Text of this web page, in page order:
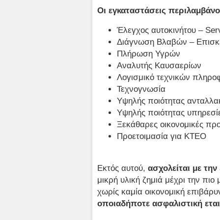
Οι εγκαταστάσεις
Έλεγχος αυτοκινήτου –
Διάγνωση Βλαβών –
Πλήρωση Υγρών
Αναλυτής Καυσαερίων
Λογισμικό τεχνικών
Τεχνογνωσία
Υψηλής ποιότητας
Υψηλής ποιότητας
Ξεκάθαρες οικονομικές
Προετοιμασία για ΚΤΕΟ
Εκτός αυτού, ασχολείται με
μικρή υλική ζημιά μέχρι την
χωρίς καμία οικονομική
οποιαδήποτε ασφαλιστική